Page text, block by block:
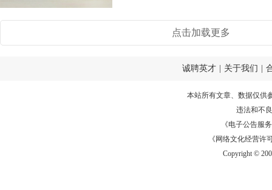
点击加载更多
诚聘英才 关于我们
本站所有文章、数据仅供
违法和不
《电子公告服务
《网络文化经营许
Copyright ©